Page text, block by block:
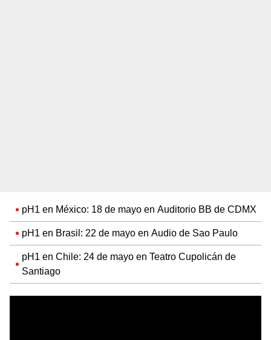
pH1 en México: 18 de mayo en Auditorio BB de CDMX
pH1 en Brasil: 22 de mayo en Audio de Sao Paulo
pH1 en Chile: 24 de mayo en Teatro Cupolicán de
Santiago